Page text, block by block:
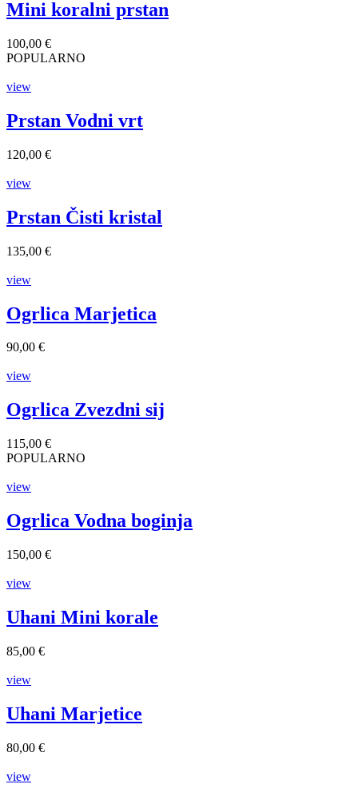
Mini koralni prstan
100,00 €
POPULARNO
view
Prstan Vodni vrt
120,00 €
view
Prstan Čisti kristal
135,00 €
view
Ogrlica Marjetica
90,00 €
view
Ogrlica Zvezdni sij
115,00 €
POPULARNO
view
Ogrlica Vodna boginja
150,00 €
view
Uhani Mini korale
85,00 €
view
Uhani Marjetice
80,00 €
view